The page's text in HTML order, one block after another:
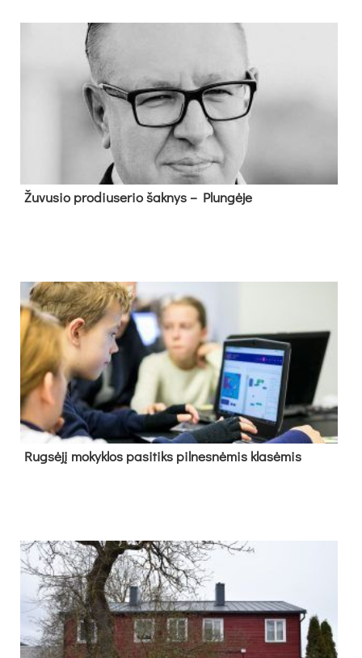
Žu­vu­sio pro­diu­se­rio šak­nys – Plun­gė­je
Rug­sė­jį mo­kyk­los pa­si­tiks pil­nes­nė­mis kla­sė­mis